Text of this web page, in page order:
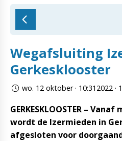
Wegafsluiting
Gerkesklooster
wo. 12 oktober · 10:312022 ·
GERKESKLOOSTER –
wordt de Izermieden in
afgesloten voor